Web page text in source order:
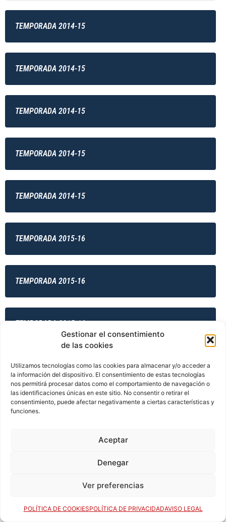
Gestionar el consentimiento
de las cookies
Utilizamos tecnologías como las cookies para almacenar y/o acceder a
la información del dispositivo. El consentimiento de estas tecnologías
nos permitirá procesar datos como el comportamiento de navegación o
las identificaciones únicas en este sitio. No consentir o retirar el
consentimiento, puede afectar negativamente a ciertas características y
funciones.
Aceptar
Denegar
Ver preferencias
POLÍTICA DE COOKIESPOLÍTICA DE PRIVACIDADAVISO LEGAL
TEMPORADA 2014-15
TEMPORADA 2014-15
TEMPORADA 2014-15
TEMPORADA 2014-15
TEMPORADA 2014-15
TEMPORADA 2015-16
TEMPORADA 2015-16
TEMPORADA 2015-16
TEMPORADA 2015-16
TEMPORADA 2015-16